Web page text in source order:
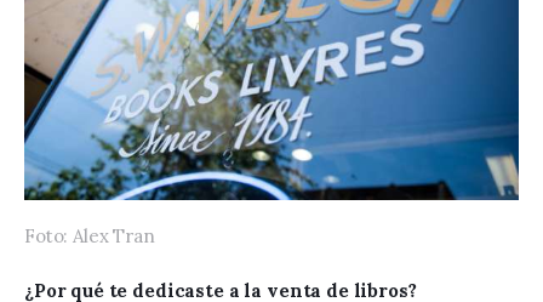
Foto: Alex Tran
¿Por qué te dedicaste a la venta de libros?